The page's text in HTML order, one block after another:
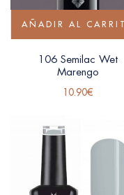
AÑADIR AL
106 Semilac Wet
Marengo
10.90€